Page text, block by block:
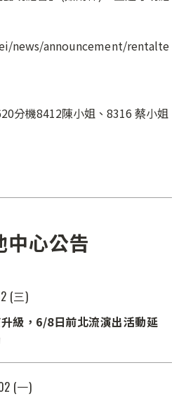
news/announcement/rentalte
分機8412陳小姐、8316 蔡小姐
中心公告
(三)
級，6/8日前北流演出活動延
(一)